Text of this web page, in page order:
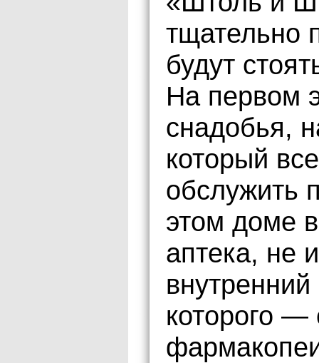
тщательно
будут
На первом
снадобья,
который
обслужить
этом доме
аптека, не
которого